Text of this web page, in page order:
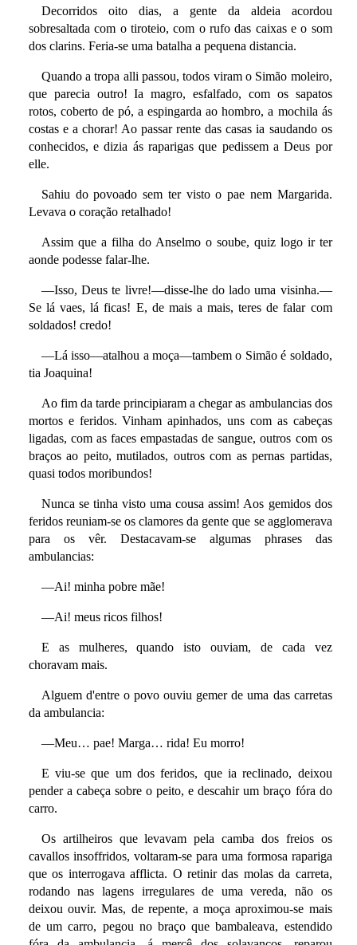
Decorridos oito dias, a gente da aldeia acordou
sobresaltada com o tiroteio, com o rufo das caixas e o som
dos clarins. Feria-se uma batalha a pequena distancia.
Quando a tropa alli passou, todos viram o Simão moleiro,
que parecia outro! Ia magro, esfalfado, com os sapatos
rotos, coberto de pó, a espingarda ao hombro, a mochila ás
costas e a chorar! Ao passar rente das casas ia saudando os
conhecidos, e dizia ás raparigas que pedissem a Deus por
elle.
Sahiu do povoado sem ter visto o pae nem Margarida.
Levava o coração retalhado!
Assim que a filha do Anselmo o soube, quiz logo ir ter
aonde podesse falar-lhe.
—Isso, Deus te livre!—disse-lhe do lado uma visinha.—
Se lá vaes, lá ficas! E, de mais a mais, teres de falar com
soldados! credo!
—Lá isso—atalhou a moça—tambem o Simão é soldado,
tia Joaquina!
Ao fim da tarde principiaram a chegar as ambulancias dos
mortos e feridos. Vinham apinhados, uns com as cabeças
ligadas, com as faces empastadas de sangue, outros com os
braços ao peito, mutilados, outros com as pernas partidas,
quasi todos moribundos!
Nunca se tinha visto uma cousa assim! Aos gemidos dos
feridos reuniam-se os clamores da gente que se agglomerava
para os vêr. Destacavam-se algumas phrases das
ambulancias:
—Ai! minha pobre mãe!
—Ai! meus ricos filhos!
E as mulheres, quando isto ouviam, de cada vez
choravam mais.
Alguem d'entre o povo ouviu gemer de uma das carretas
da ambulancia:
—Meu… pae! Marga… rida! Eu morro!
E viu-se que um dos feridos, que ia reclinado, deixou
pender a cabeça sobre o peito, e descahir um braço fóra do
carro.
Os artilheiros que levavam pela camba dos freios os
cavallos insoffridos, voltaram-se para uma formosa rapariga
que os interrogava afflicta. O retinir das molas da carreta,
rodando nas lagens irregulares de uma vereda, não os
deixou ouvir. Mas, de repente, a moça aproximou-se mais
de um carro, pegou no braço que bambaleava, estendido